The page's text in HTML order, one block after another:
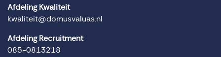
Afdeling Kwaliteit
kwaliteit@domusvaluas.nl
Afdeling Recruitment
085-0813218